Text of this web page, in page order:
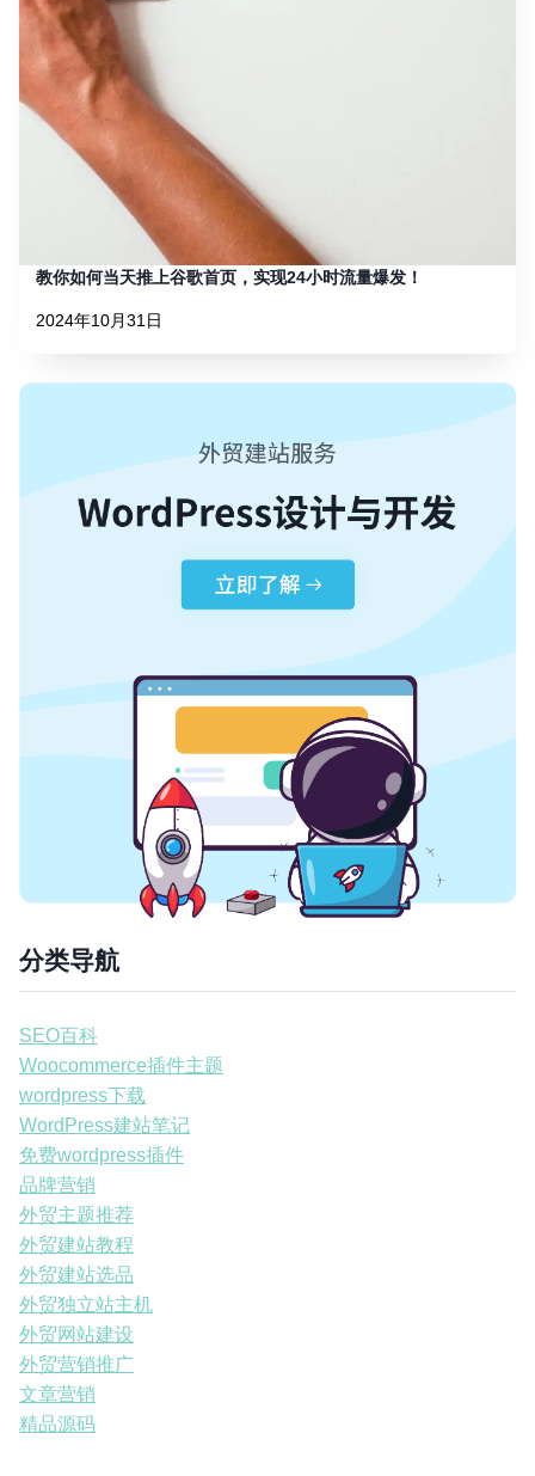
教你如何当天推上谷歌首页，实现24小时流量爆发！
2024年10月31日
分类导航
SEO百科
Woocommerce插件主题
wordpress下载
WordPress建站笔记
免费wordpress插件
品牌营销
外贸主题推荐
外贸建站教程
外贸建站选品
外贸独立站主机
外贸网站建设
外贸营销推广
文章营销
精品源码